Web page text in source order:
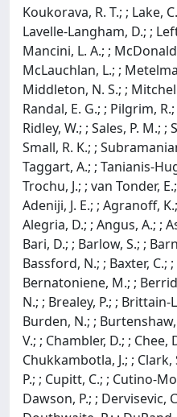
Koukorava, R. T.; ; Lake,
Lavelle-Langham, D.; ;
Mancini, L. A.; ;
McLauchlan, L.; ;
Middleton, N. S.; ;
Randal, E. G.; ; Pilgrim,
Ridley, W.; ; Sales, P. M.; ;
Small, R. K.; ;
Taggart, A.; ; Tanianis-
Trochu, J.; ; van Tonder,
Adeniji, J. E.; ; Agranoff,
Alegria, D.; ; Angus, A.; ;
Bari, D.; ; Barlow, S.; ;
Bassford, N.; ; Baxter, C.;
Bernatoniene, M.; ;
N.; ; Brealey, P.; ; Brittain-
Burden, N.; ;
V.; ; Chambler, D.; ; Chee,
Chukkambotla, J.; ; Clark,
P.; ; Cupitt, C.; ; Cutino-
Dawson, P.; ; Dervisevic,